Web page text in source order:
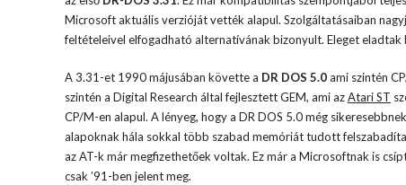
Microsoft aktuális verzióját vették alapul. Szolgáltatásaiban
feltételeivel elfogadható alternatívának bizonyult. Eleget eladtak
A 3.31-et 1990 májusában követte a DR DOS 5.0ami szintén
szintén a Digital Research által fejlesztett GEM, ami azAtari ST
CP/M-en alapul. A lényeg, hogy a DR DOS 5.0 még
alapoknak hála sokkal több szabad memóriát tudott
az AT-k már megfizethetőek voltak. Ez már a Microsoftnak is
csak ’91-ben jelent meg.